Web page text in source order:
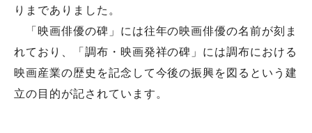
りまでありました。
「映画俳優の碑」には往年の映画俳優の名前が刻ま
れており、「調布・映画発祥の碑」には調布における
映画産業の歴史を記念して今後の振興を図るという建
立の目的が記されています。